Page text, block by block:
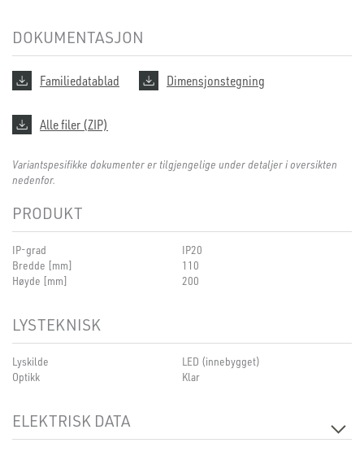
DOKUMENTASJON
Familiedatablad Dimensjonstegning
Alle filer (ZIP)
Variantspesifikke dokumenter er tilgjengelige under detaljer i oversikten
nedenfor.
PRODUKT
IP-grad
IP20
Bredde [mm]
110
Høyde [mm]
200
LYSTEKNISK
Lyskilde
LED (innebygget)
Optikk
Klar
ELEKTRISK DATA